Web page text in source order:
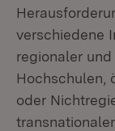
verschiedene
regionaler und
Hochschulen,
oder